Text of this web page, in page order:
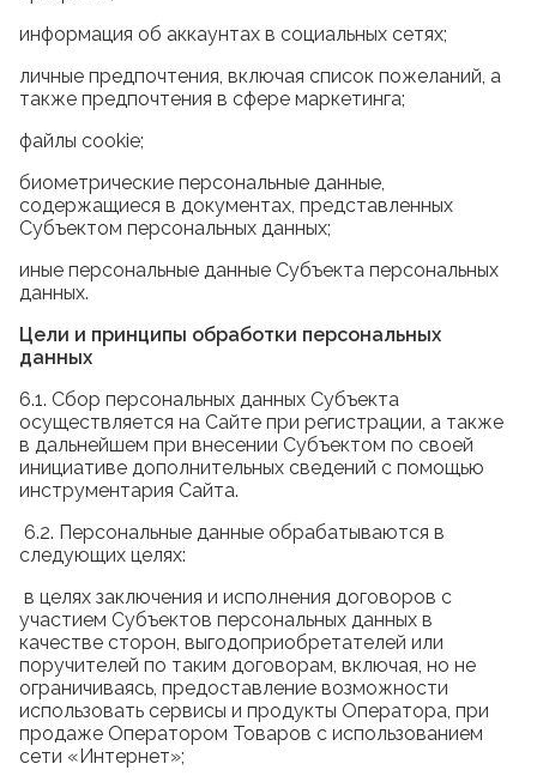
информация об аккаунтах в социальных сетях;
личные предпочтения, включая список пожеланий, а
также предпочтения в сфере маркетинга;
файлы cookie;
биометрические персональные данные,
содержащиеся в документах, представленных
Субъектом персональных данных;
иные персональные данные Субъекта персональных
данных.
Цели и принципы обработки персональных
данных
6.1. Сбор персональных данных Субъекта
осуществляется на Сайте при регистрации, а также
в дальнейшем при внесении Субъектом по своей
инициативе дополнительных сведений с помощью
инструментария Сайта.
6.2. Персональные данные обрабатываются в
следующих целях:
в целях заключения и исполнения договоров с
участием Субъектов персональных данных в
качестве сторон, выгодоприобретателей или
поручителей по таким договорам, включая, но не
ограничиваясь, предоставление возможности
использовать сервисы и продукты Оператора, при
продаже Оператором Товаров с использованием
сети «Интернет»;